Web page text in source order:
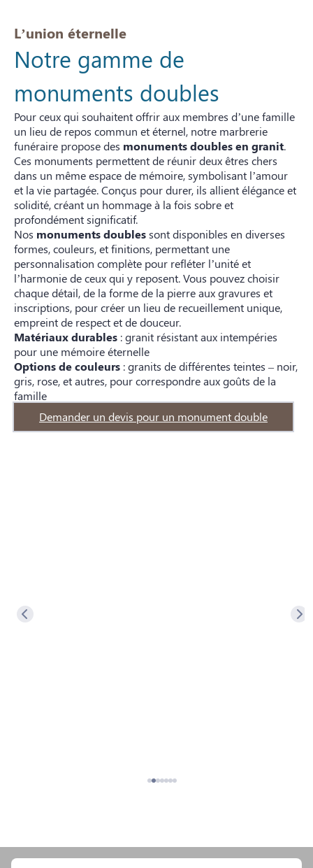
L’union éternelle
Notre gamme de
monuments doubles
Pour ceux qui souhaitent offrir aux membres d’une famille
un lieu de repos commun et éternel, notre marbrerie
funéraire propose des monuments doubles en granit.
Ces monuments permettent de réunir deux êtres chers
dans un même espace de mémoire, symbolisant l’amour
et la vie partagée. Conçus pour durer, ils allient élégance et
solidité, créant un hommage à la fois sobre et
profondément significatif.
Nos monuments doublessont disponibles en diverses
formes, couleurs, et finitions, permettant une
personnalisation complète pour refléter l’unité et
l’harmonie de ceux qui y reposent. Vous pouvez choisir
chaque détail, de la forme de la pierre aux gravures et
inscriptions, pour créer un lieu de recueillement unique,
empreint de respect et de douceur.
Matériaux durables : granit résistant aux intempéries
pour une mémoire éternelle
Options de couleurs : granits de différentes teintes – noir,
gris, rose, et autres, pour correspondre aux goûts de la
famille
Demander un devis pour un monument double